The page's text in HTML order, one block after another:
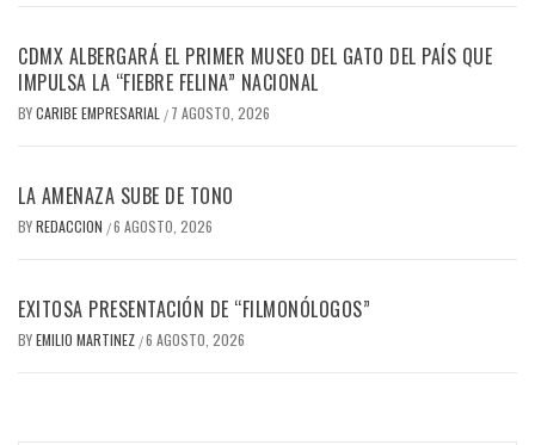
CDMX ALBERGARÁ EL PRIMER MUSEO DEL GATO DEL PAÍS QUE
IMPULSA LA “FIEBRE FELINA” NACIONAL
BYCARIBE EMPRESARIAL / 7 AGOSTO, 2026
LA AMENAZA SUBE DE TONO
BYREDACCION /6 AGOSTO, 2026
EXITOSA PRESENTACIÓN DE “FILMONÓLOGOS”
BYEMILIO MARTINEZ /6 AGOSTO, 2026